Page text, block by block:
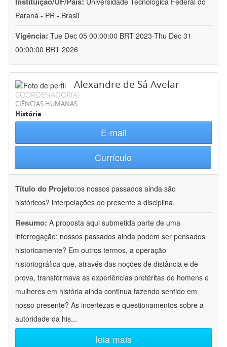
Paraná - PR - Brasil
Vigência: Tue Dec 05 00:00:00 BRT 2023-Thu Dec 31
00:00:00 BRT 2026
Alexandre de Sá Avelar
COORDENADOR(A)
CIÊNCIAS HUMANAS
História
E-mail
Currículo
Título do Projeto:os nossos passados ainda são
históricos? interpelações do presente à disciplina.
Resumo: A proposta aqui submetida parte de uma
interrogação: nossos passados ainda podem ser pensados
historicamente? Em outros termos, a operação
historiográfica que, através das noções de distância e de
prova, transformava as experiências pretéritas de homens e
mulheres em história ainda continua fazendo sentido em
nosso presente? As incertezas e questionamentos sobre a
autoridade da his...
leia mais